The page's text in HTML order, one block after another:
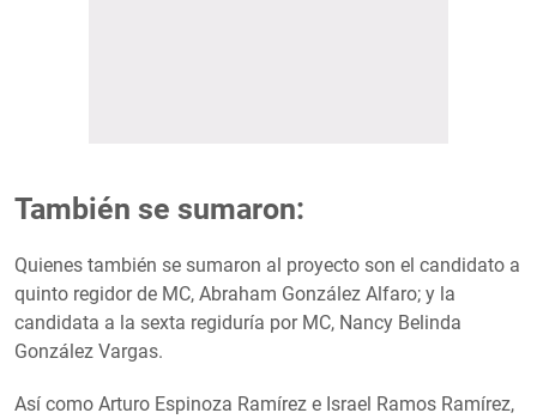
También se sumaron:
Quienes también se sumaron al proyecto son el candidato a
quinto regidor de MC, Abraham González Alfaro; y la
candidata a la sexta regiduría por MC, Nancy Belinda
González Vargas.
Así como Arturo Espinoza Ramírez e Israel Ramos Ramírez,